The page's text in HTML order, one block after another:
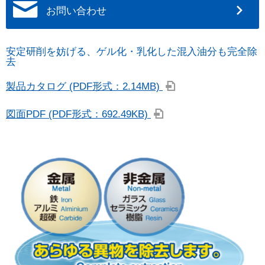
お問い合わせ
安定研削を妨げる、ゲル化・乳化した混入油分も完全除
去
製品カタログ (PDF形式：2.14MB)
図面PDF (PDF形式：692.49KB)